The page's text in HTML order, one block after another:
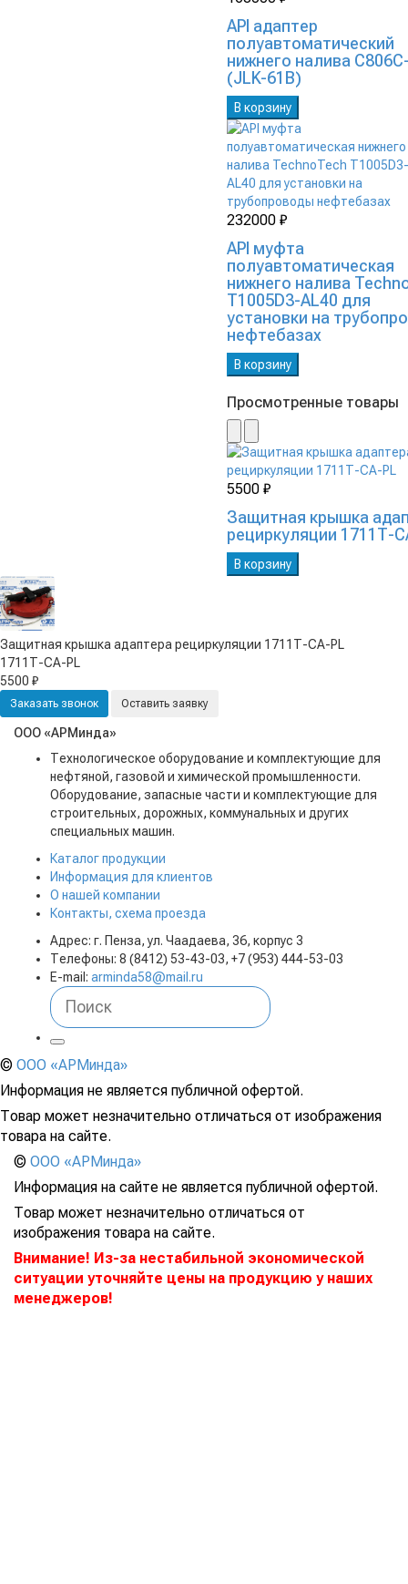
API адаптер
полуавтоматический
нижнего налива
(JLK-61B)
В корзину
232000 ₽
API муфта
полуавтоматическая
нижнего налива
T1005D3-AL40 для
установки на
нефтебазах
В корзину
Просмотренные товары
5500 ₽
Защитная крышка
рециркуляции 1711Т-
В корзину
Защитная крышка адаптера рециркуляции 1711Т-CA-PL
1711Т-CA-PL
5500 ₽
Заказать звонок Оставить заявку
ООО «АРМинда»
Технологическое оборудование и комплектующие для
нефтяной, газовой и химической промышленности.
Оборудование, запасные части и комплектующие для
строительных, дорожных, коммунальных и других
специальных машин.
Каталог продукции
Информация для клиентов
О нашей компании
Контакты, схема проезда
Адрес: г. Пенза, ул. Чаадаева, 36, корпус 3
Телефоны: 8 (8412) 53-43-03, +7 (953) 444-53-03
E-mail: arminda58@mail.ru
© ООО «АРМинда»
Информация не является публичной офертой.
Товар может незначительно отличаться от изображения
товара на сайте.
© ООО «АРМинда»
Информация на сайте не является публичной офертой.
Товар может незначительно отличаться от
изображения товара на сайте.
Внимание! Из-за нестабильной экономической
ситуации уточняйте цены на продукцию у наших
менеджеров!